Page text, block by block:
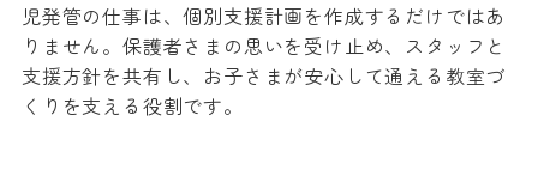
児発管の仕事は、個別支援計画を作成するだけではあ
りません。保護者さまの思いを受け止め、スタッフと
支援方針を共有し、お子さまが安心して通える教室づ
くりを支える役割です。